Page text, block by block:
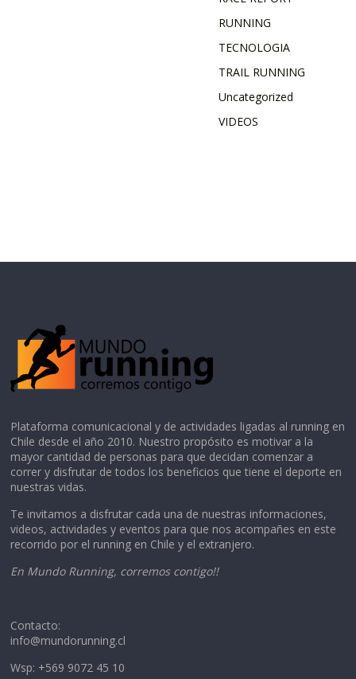
RUNNING
TECNOLOGIA
TRAIL RUNNING
Uncategorized
VIDEOS
Plataforma comunicacional y de actividades ligadas al running en
Chile desde el año 2010. Nuestro propósito es motivar a la
mayor cantidad de personas para que decidan comenzar a
correr y disfrutar de todos los beneficios que tiene el deporte en
nuestras vidas.
Te invitamos a disfrutar cada una de nuestras informaciones,
videos, actividades y eventos para que nos acompañes en este
recorrido por el running en Chile y el extranjero.
En Mundo Running, corremos contigo!!
Contacto:
info@mundorunning.cl
Wsp: +569 9072 45 10